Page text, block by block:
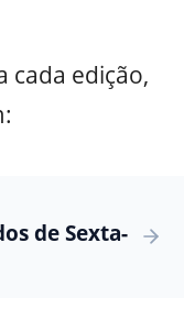
cada edição,
de Sexta-